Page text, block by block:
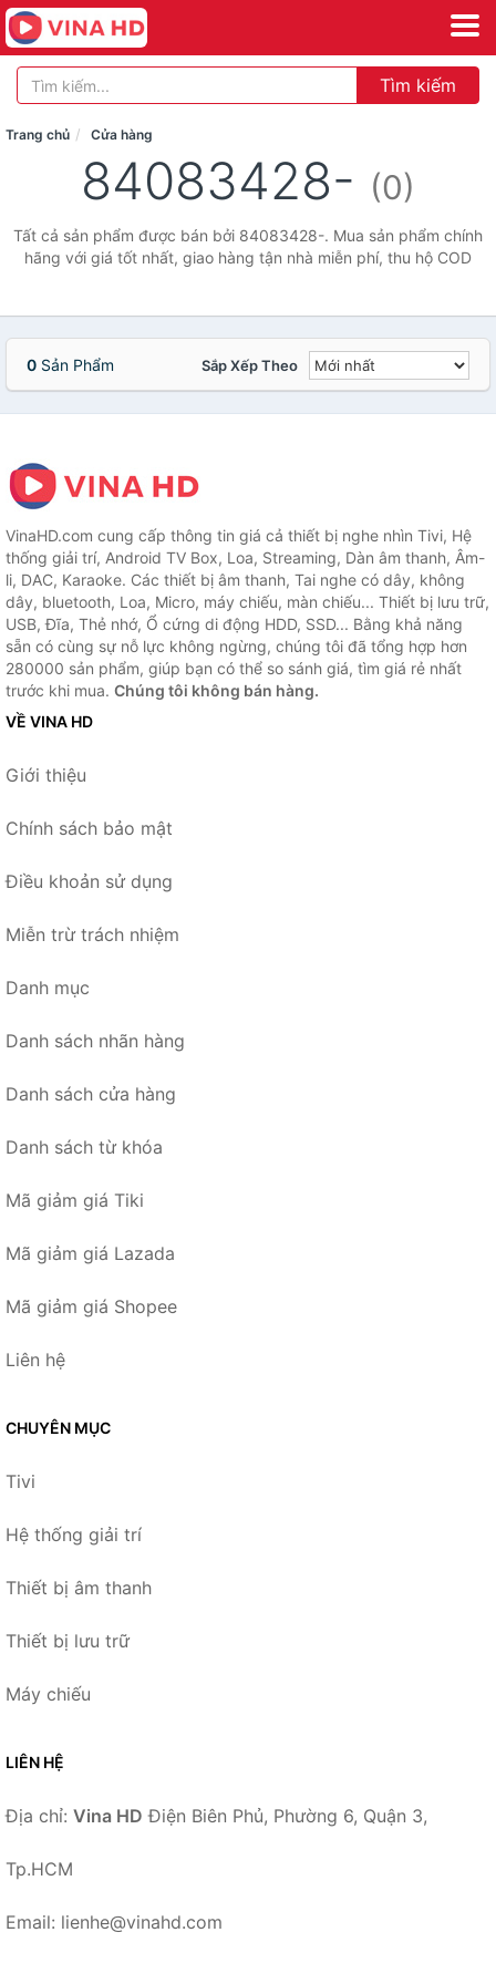
Tìm kiếm
Trang chủ Cửa hàng
84083428- (0)
Tất cả sản phẩm được bán bởi 84083428-. Mua sản phẩm chính
hãng với giá tốt nhất, giao hàng tận nhà miễn phí, thu hộ COD
0 Sản Phẩm Sắp Xếp Theo
VinaHD.com cung cấp thông tin giá cả thiết bị nghe nhìn Tivi, Hệ
thống giải trí, Android TV Box, Loa, Streaming, Dàn âm thanh, Âm-
li, DAC, Karaoke. Các thiết bị âm thanh, Tai nghe có dây, không
dây, bluetooth, Loa, Micro, máy chiếu, màn chiếu... Thiết bị lưu trữ,
USB, Đĩa, Thẻ nhớ, Ổ cứng di động HDD, SSD... Bằng khả năng
sẵn có cùng sự nỗ lực không ngừng, chúng tôi đã tổng hợp hơn
280000 sản phẩm, giúp bạn có thể so sánh giá, tìm giá rẻ nhất
trước khi mua. Chúng tôi không bán hàng.
VỀ VINA HD
Giới thiệu
Chính sách bảo mật
Điều khoản sử dụng
Miễn trừ trách nhiệm
Danh mục
Danh sách nhãn hàng
Danh sách cửa hàng
Danh sách từ khóa
Mã giảm giá Tiki
Mã giảm giá Lazada
Mã giảm giá Shopee
Liên hệ
CHUYÊN MỤC
Tivi
Hệ thống giải trí
Thiết bị âm thanh
Thiết bị lưu trữ
Máy chiếu
LIÊN HỆ
Địa chỉ: Vina HD Điện Biên Phủ, Phường 6, Quận 3,
Tp.HCM
Email: lienhe@vinahd.com